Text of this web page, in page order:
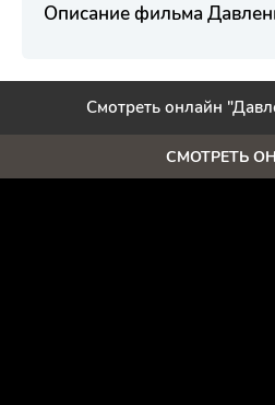
Описание фильма
Смотреть онлайн
СМОТРЕТЬ